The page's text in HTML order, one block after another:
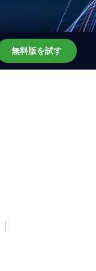
無料版を試す